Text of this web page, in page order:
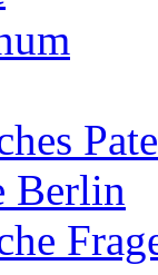
Berlin